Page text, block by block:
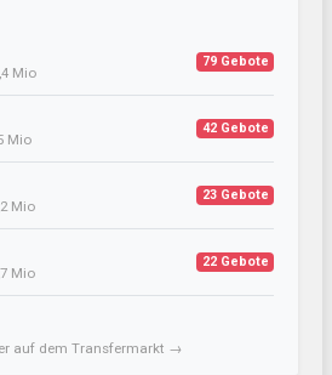
Mio
79 Gebote
Mio
42 Gebote
Mio
23 Gebote
Mio
22 Gebote
auf dem Transfermarkt →